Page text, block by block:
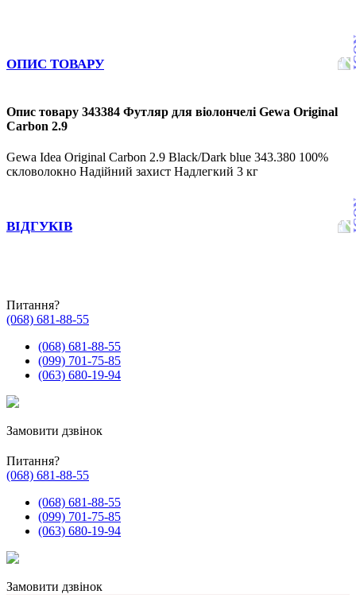
ОПИС ТОВАРУ
Опис товару 343384 Футляр для віолончелі Gewa Original
Carbon 2.9
Gewa Idea Original Carbon 2.9 Black/Dark blue 343.380 100%
скловолокно Надійний захист Надлегкий 3 кг
ВІДГУКІВ
Питання?
(068) 681-88-55
(068) 681-88-55
(099) 701-75-85
(063) 680-19-94
Замовити дзвінок
Питання?
(068) 681-88-55
(068) 681-88-55
(099) 701-75-85
(063) 680-19-94
Замовити дзвінок